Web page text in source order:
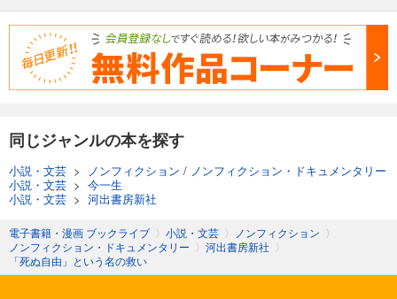
同じジャンルの本を探す
小説・文芸 > ノンフィクション / ノンフィクション・ドキュメンタリー
小説・文芸 > 今一生
小説・文芸 > 河出書房新社
電子書籍・漫画 ブックライブ 〉 小説・文芸 〉 ノンフィクション 〉
ノンフィクション・ドキュメンタリー 〉 河出書房新社 〉
「死ぬ自由」という名の救い